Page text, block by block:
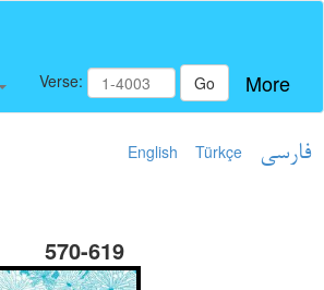
Verse: Go More
English Türkçe فارسی
570-619